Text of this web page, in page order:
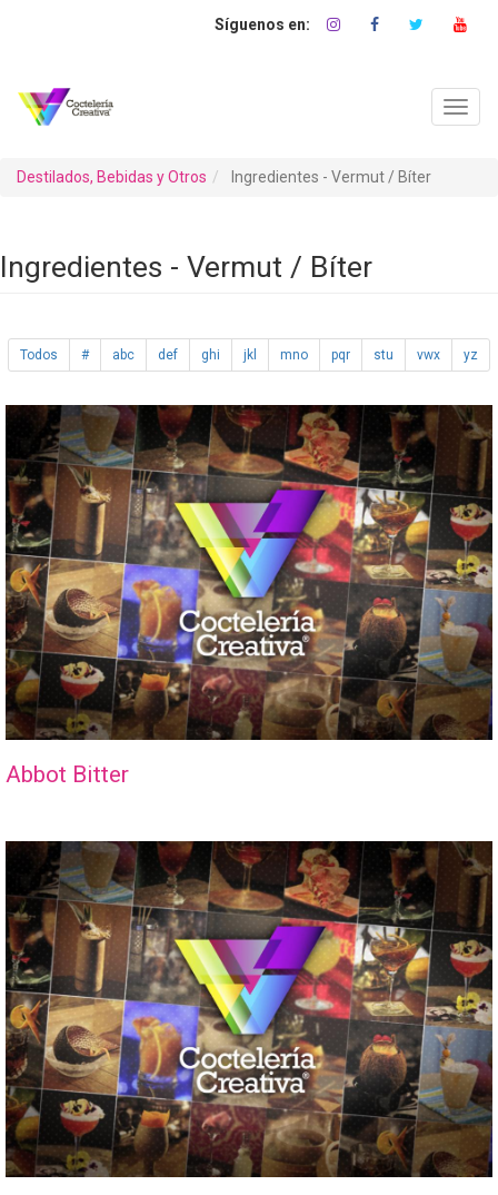
Destilados, Bebidas y Otros Ingredientes - Vermut / Bíter
Ingredientes - Vermut / Bíter
Todos # abc def ghi jkl mno pqr stu vwx yz
Abbot Bitter